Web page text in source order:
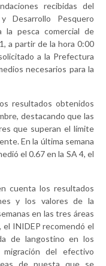
recibidas del
Desarrollo Pesquero
la pesca comercial de
a partir de la hora 0:00
a la Prefectura
necesarios para la
resultados obtenidos
destacando que las
que superan el límite
En la última semana
el 0.67 en la SA 4, el
cuenta los resultados
y los valores de la
en las tres áreas
el INIDEP recomendó el
de langostino en los
del efectivo